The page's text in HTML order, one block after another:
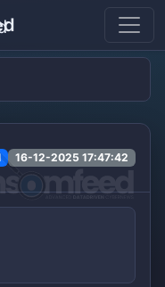
16-12-2025 17:47:42